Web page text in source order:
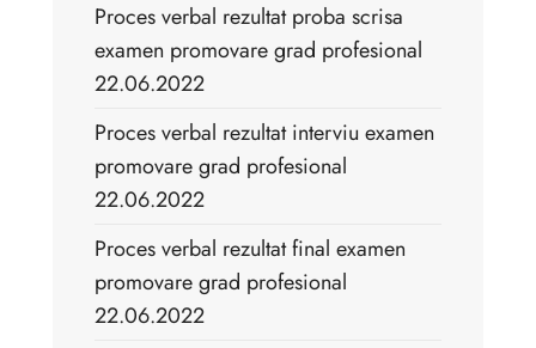
Proces verbal rezultat proba scrisa
examen promovare grad profesional
22.06.2022
Proces verbal rezultat interviu examen
promovare grad profesional
22.06.2022
Proces verbal rezultat final examen
promovare grad profesional
22.06.2022